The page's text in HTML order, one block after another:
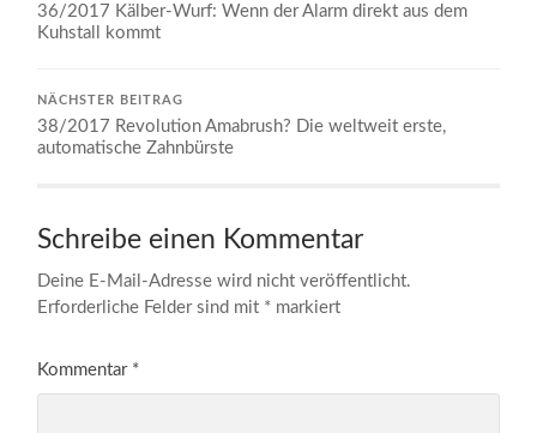
36/2017 Kälber-Wurf: Wenn der Alarm direkt aus dem
Kuhstall kommt
NÄCHSTER BEITRAG
38/2017 Revolution Amabrush? Die weltweit erste,
automatische Zahnbürste
Schreibe einen Kommentar
Deine E-Mail-Adresse wird nicht veröffentlicht.
Erforderliche Felder sind mit * markiert
Kommentar *